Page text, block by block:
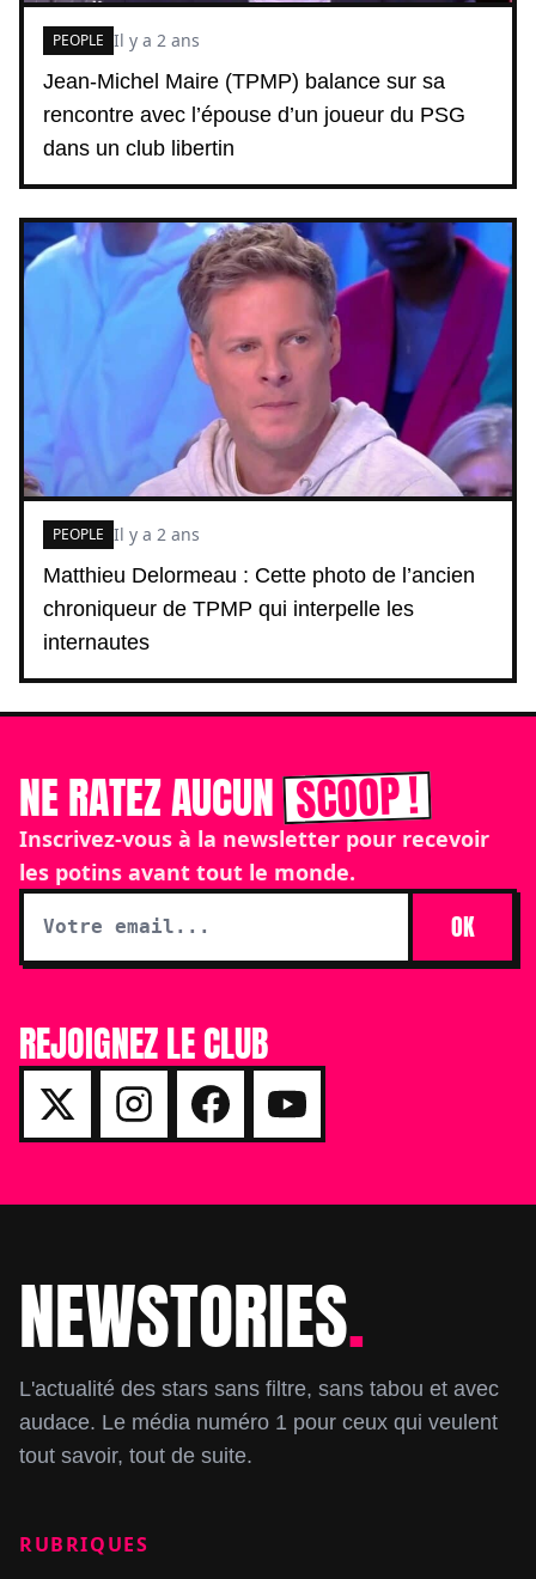
Jean-Michel Maire (TPMP) balance sur sa
rencontre avec l’épouse d’un joueur du PSG
dans un club libertin
PEOPLE Il y a 2 ans
Matthieu Delormeau : Cette photo de l’ancien
chroniqueur de TPMP qui interpelle les
internautes
PEOPLE Il y a 2 ans
NE RATEZ AUCUNSCOOP !
Inscrivez-vous à la newsletter pour recevoir
les potins avant tout le monde.
OK
REJOIGNEZ LE CLUB
FooterNEWSTORIES.
L'actualité des stars sans filtre, sans tabou et avec
audace. Le média numéro 1 pour ceux qui veulent
tout savoir, tout de suite.
RUBRIQUES